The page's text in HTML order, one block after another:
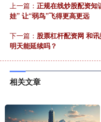
上一篇： 正规在线炒股配资知
娃” 让“弱鸟”飞得更高更远
下一篇： 股票杠杆配资网 和
明天能延续吗？
相关文章